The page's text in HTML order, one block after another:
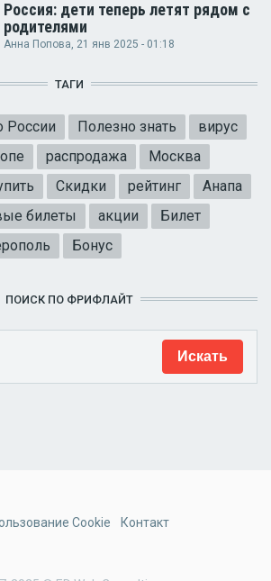
Россия: дети теперь летят рядом с
родителями
Анна Попова, 21 янв 2025 - 01:18
ТАГИ
России Полезно знать
вирус
распродажа
Москва
Скидки рейтинг
Анапа
билеты акции
Билет
Бонус
ПОИСК ПО ФРИФЛАЙТ
Cookie Контакт